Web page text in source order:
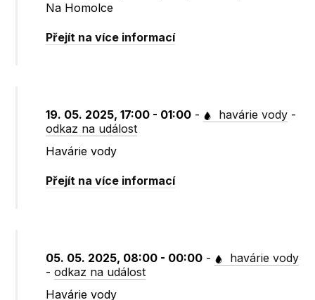
Na Homolce
Přejít na více informací
19. 05. 2025, 17:00 - 01:00 - havárie vody -
odkaz na událost
Havárie vody
Přejít na více informací
05. 05. 2025, 08:00 - 00:00 -
havárie vody
-odkaz na událost
Havárie vody